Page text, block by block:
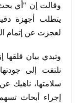
وقالت إن "أي
يتطلب أجهزة
لعجزت عن إتمام
وتبدي بيان قلقها
نلتفت إلى
سلامتها، ناهيك
إجراء أبحاث